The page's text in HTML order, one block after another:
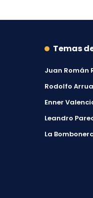
Temas
Juan Román
Rodolfo
Enner
Leandro
La